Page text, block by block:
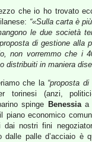
che io ho trovato
“«Sulla carta è
le due società
di gestione alla
non vorremmo che i
distribuiti in maniera
che la “proposta
torinesi (anzi,
spinge Benessiaa
il piano economico
dai nostri fini
dalle palle d’acciaio è